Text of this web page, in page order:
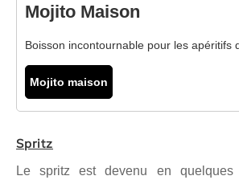
Mojito Maison
Boisson incontournable pour les apéritifs
Mojito maison
Spritz
Le spritz est devenu en quelques